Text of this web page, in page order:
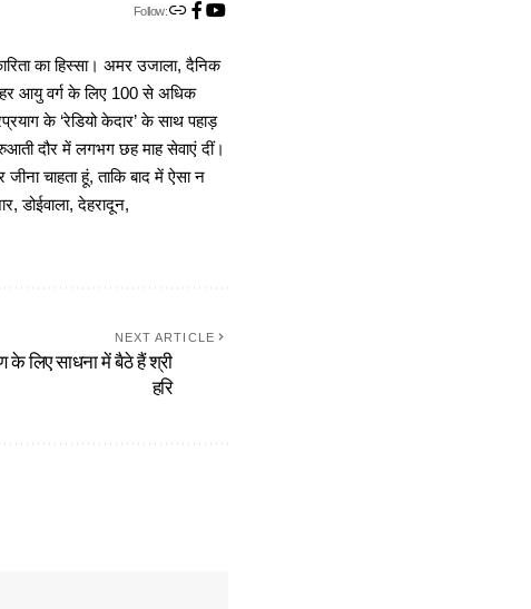
Follow:
का हिस्सा। अमर उजाला, दैनिक
हर आयु वर्ग के लिए 100 से अधिक
के ‘रेडियो केदार’ के साथ पहाड़
दौर में लगभग छह माह सेवाएं दीं।
चाहता हूं, ताकि बाद में ऐसा न
डोईवाला, देहरादून,
NEXT ARTICLE
के लिए साधना में बैठे हैं श्री
हरि